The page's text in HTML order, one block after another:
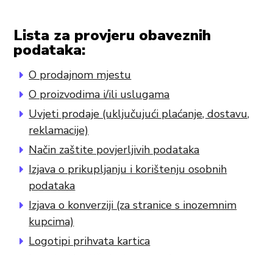
Lista za provjeru obaveznih
podataka:
O prodajnom mjestu
O proizvodima i/ili uslugama
Uvjeti prodaje (uključujući plaćanje, dostavu,
reklamacije)
Način zaštite povjerljivih podataka
Izjava o prikupljanju i korištenju osobnih
podataka
Izjava o konverziji (za stranice s inozemnim
kupcima)
Logotipi prihvata kartica